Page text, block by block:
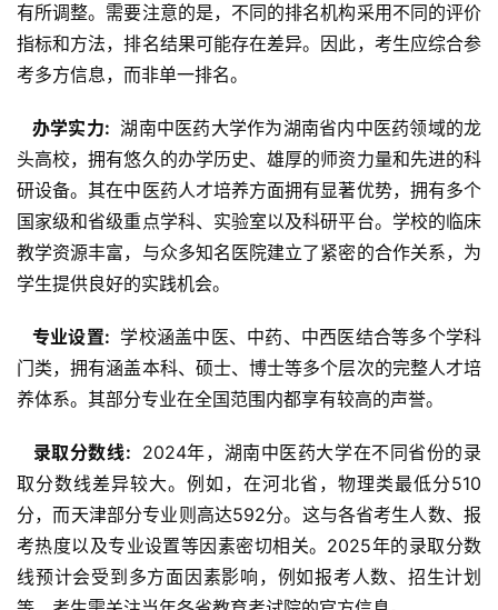
有所调整。需要注意的是，不同的排名机构采用不同的评价
指标和方法，排名结果可能存在差异。因此，考生应综合参
考多方信息，而非单一排名。
  办学实力:
湖南中医药大学作为湖南省内中医药领域的龙
头高校，拥有悠久的办学历史、雄厚的师资力量和先进的科
研设备。其在中医药人才培养方面拥有显著优势，拥有多个
国家级和省级重点学科、实验室以及科研平台。学校的临床
教学资源丰富，与众多知名医院建立了紧密的合作关系，为
学生提供良好的实践机会。
  专业设置:
学校涵盖中医、中药、中西医结合等多个学科
门类，拥有涵盖本科、硕士、博士等多个层次的完整人才培
养体系。其部分专业在全国范围内都享有较高的声誉。
  录取分数线:
2024年，湖南中医药大学在不同省份的录
取分数线差异较大。例如，在河北省，物理类最低分510
分，而天津部分专业则高达592分。这与各省考生人数、报
考热度以及专业设置等因素密切相关。2025年的录取分数
线预计会受到多方面因素影响，例如报考人数、招生计划